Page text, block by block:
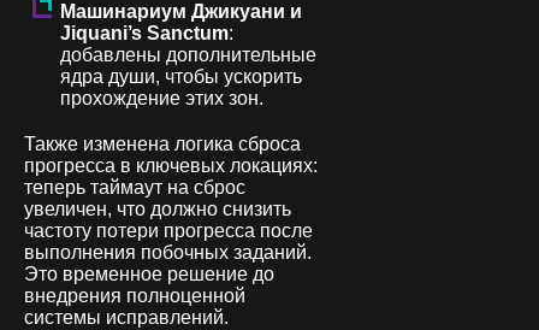
Машинариум Джикуани и
Jiquani’s Sanctum:
добавлены дополнительные
ядра души, чтобы ускорить
прохождение этих зон.
Также изменена логика сброса
прогресса в ключевых локациях:
теперь таймаут на сброс
увеличен, что должно снизить
частоту потери прогресса после
выполнения побочных заданий.
Это временное решение до
внедрения полноценной
системы исправлений.